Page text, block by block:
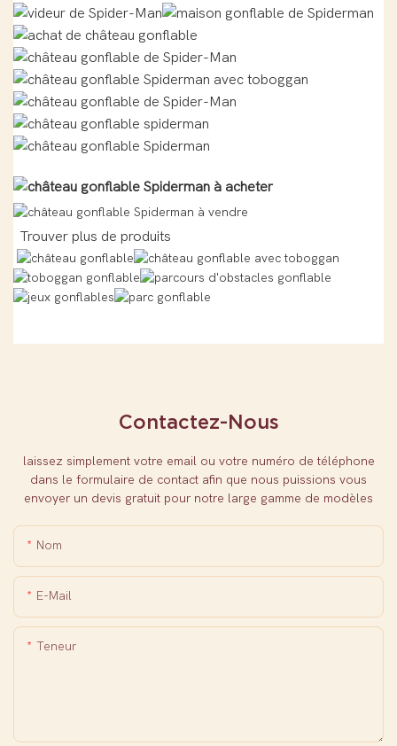
Trouver plus de produits
Contactez-Nous
laissez simplement votre email ou votre numéro de téléphone
dans le formulaire de contact afin que nous puissions vous
envoyer un devis gratuit pour notre large gamme de modèles
Nom
E-Mail
Teneur